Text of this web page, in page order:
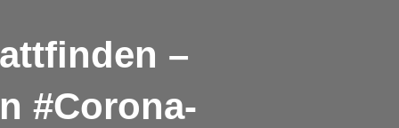
–
#Corona-